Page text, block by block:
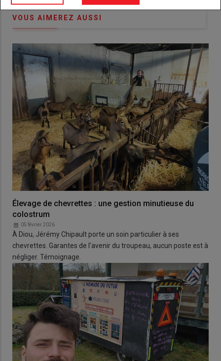
VOUS AIMEREZ AUSSI
Élevage de chevrettes : une gestion minutieuse du
colostrum
05 février 2026
À Diou, Jérémy Chipault porte un soin particulier à ses
chevrettes. Garantes de l'avenir du troupeau, aucun poste est à
négliger. Témoignage.